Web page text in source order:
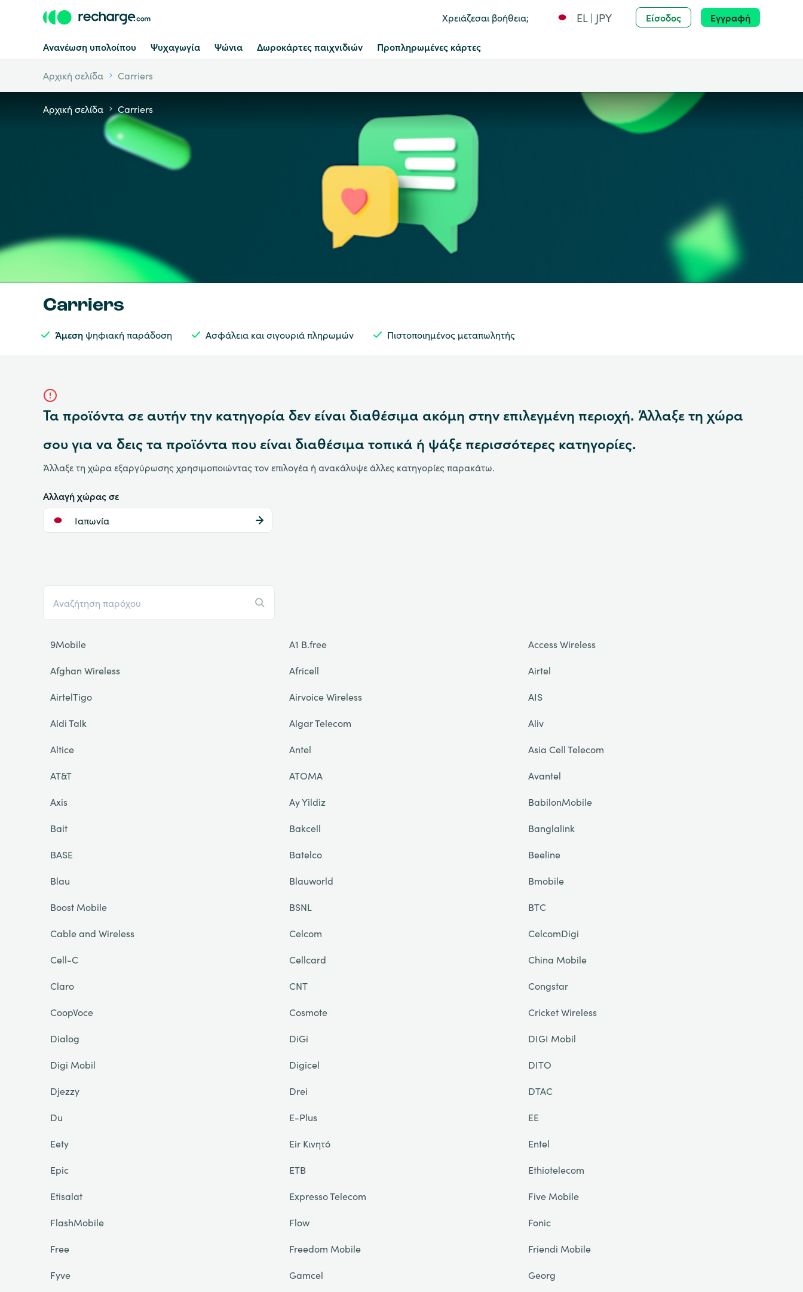
Χρειάζεσαι βοήθεια; EL | JPY Είσοδος Εγγραφή
Ανανέωση υπολοίπου Ψυχαγωγία Ψώνια Δωροκάρτες παιχνιδιών Προπληρωμένες κάρτες
Αρχική σελίδα Carriers
Αρχική σελίδα Carriers
Carriers
Άμεση ψηφιακή παράδοση Ασφάλεια και σιγουριά πληρωμών Πιστοποιημένος μεταπωλητής
Τα προϊόντα σε αυτήν την κατηγορία δεν είναι διαθέσιμα ακόμη στην επιλεγμένη περιοχή. Άλλαξε τη χώρα
σου για να δεις τα προϊόντα που είναι διαθέσιμα τοπικά ή ψάξε περισσότερες κατηγορίες.
Άλλαξε τη χώρα εξαργύρωσης χρησιμοποιώντας τον επιλογέα ή ανακάλυψε άλλες κατηγορίες παρακάτω.
Αλλαγή χώρας σε
Ιαπωνία
9Mobile A1 B.free
Access Wireless
Afghan Wireless
Africell
Airtel
AirtelTigo
Airvoice Wireless
AIS
Aldi Talk
Algar Telecom
Aliv
Altice
Antel
Asia Cell Telecom
AT&T
ATOMA
Avantel
Axis
Ay Yildiz
BabilonMobile
Bait
Bakcell
Banglalink
BASE
Batelco
Beeline
Blau
Blauworld
Bmobile
Boost Mobile
BSNL
BTC
Cable and Wireless
Celcom
CelcomDigi
Cell-C
Cellcard
China Mobile
Claro
CNT
Congstar
CoopVoce
Cosmote
Cricket Wireless
Dialog
DiGi
DIGI Mobil
Digi Mobil
Digicel
DITO
Djezzy
Drei
DTAC
Du
E-Plus
EE
Eety
Eir Κινητό
Entel
Epic
ETB
Ethiotelecom
Etisalat
Expresso Telecom
Five Mobile
FlashMobile
Flow
Fonic
Free
Freedom Mobile
Friendi Mobile
Fyve
Gamcel
Georg